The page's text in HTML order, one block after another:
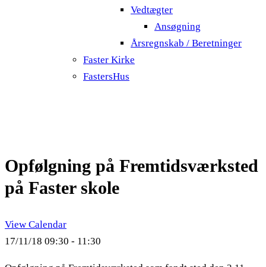
Vedtægter
Ansøgning
Årsregnskab / Beretninger
Faster Kirke
FastersHus
Opfølgning på Fremtidsværksted
på Faster skole
View Calendar
17/11/18 09:30 - 11:30